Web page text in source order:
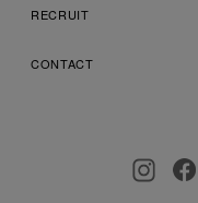
RECRUIT
CONTACT